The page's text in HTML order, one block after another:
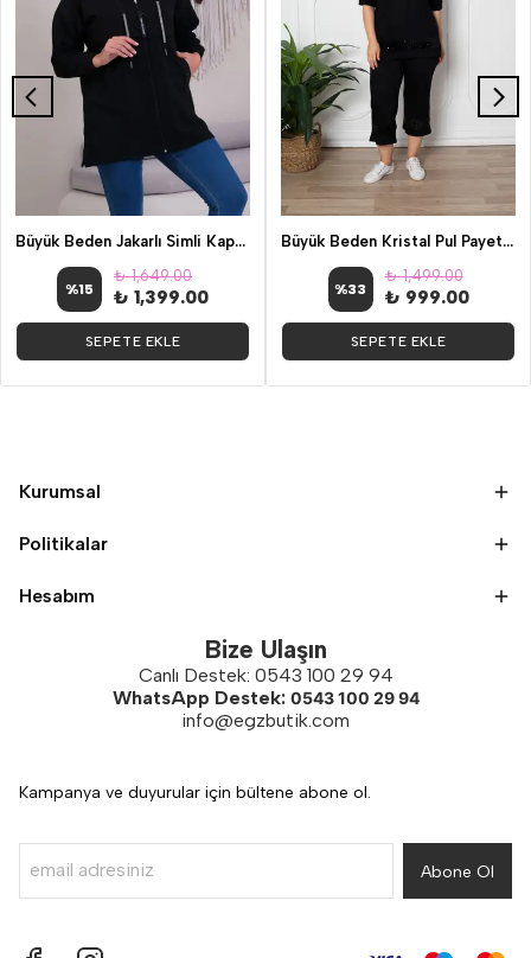
Büyük Beden Jakarlı Simli Kapşonlu Ceket
%15
₺ 1,649.00
₺ 1,399.00
SEPETE EKLE
Büyük Beden Kristal Pul Payetli Kapri İkili Takım Siyah
%33
₺ 1,499.00
₺ 999.00
SEPETE EKLE
Kurumsal
Politikalar
Hesabım
Bize Ulaşın
Canlı Destek: 0543 100 29 94
WhatsApp Destek: 0543 100 29 94
info@egzbutik.com
Kampanya ve duyurular için bültene abone ol.
Abone Ol